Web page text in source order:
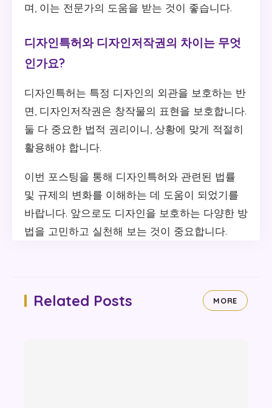
며, 이는 전문가의 도움을 받는 것이 좋습니다.
디자인특허와 디자인저작권의 차이는 무엇
인가요?
디자인특허는 특정 디자인의 외관을 보호하는 반
면, 디자인저작권은 창작물의 표현을 보호합니다.
둘 다 중요한 법적 권리이니, 상황에 맞게 적절히
활용해야 합니다.
이번 포스팅을 통해 디자인특허와 관련된 법률
및 규제의 변화를 이해하는 데 도움이 되었기를
바랍니다. 앞으로도 디자인을 보호하는 다양한 방
법을 고민하고 실천해 보는 것이 중요합니다.
Related Posts MORE